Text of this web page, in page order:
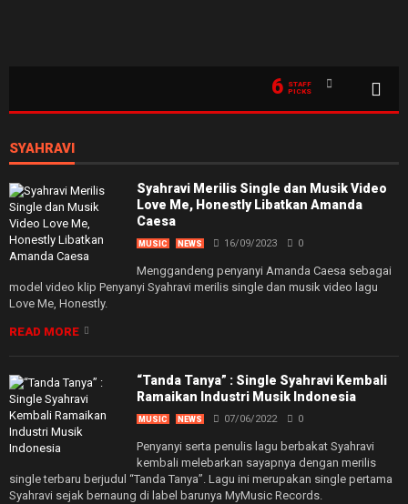
6
STAFF
PICKS
SYAHRAVI
Syahravi Merilis Single dan Musik Video
Love Me, Honestly Libatkan Amanda
Caesa
MUSIC NEWS 16/09/2023 0
Menggandeng penyanyi Amanda Caesa sebagai
model video klip Penyanyi Syahravi merilis single dan musik video lagu
Love Me, Honestly.
READ MORE
“Tanda Tanya” : Single Syahravi Kembali
Ramaikan Industri Musik Indonesia
MUSIC NEWS 07/06/2022 0
Penyanyi serta penulis lagu berbakat Syahravi
kembali melebarkan sayapnya dengan merilis
single terbaru berjudul “Tanda Tanya”. Lagu ini merupakan single pertama
Syahravi sejak bernaung di label barunya MyMusic Records.